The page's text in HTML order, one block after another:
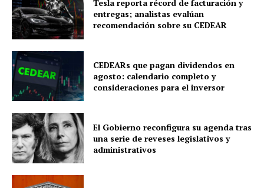
Tesla reporta récord de facturación y
entregas; analistas evalúan
recomendación sobre su CEDEAR
CEDEARs que pagan dividendos en
agosto: calendario completo y
consideraciones para el inversor
El Gobierno reconfigura su agenda tras
una serie de reveses legislativos y
administrativos